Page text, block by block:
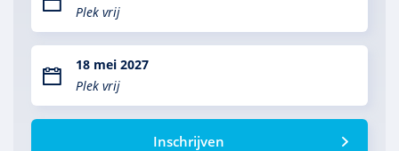
Plek vrij
18 mei 2027
Plek vrij
Inschrijven